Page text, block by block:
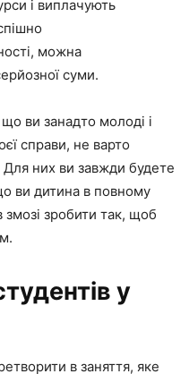
і виплачують
можна
суми.
ви занадто молоді і
справи, не варто
Для них ви завжди будете
ви дитина в повному
змозі зробити так, щоб
у
в заняття, яке